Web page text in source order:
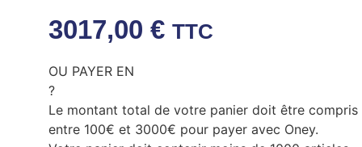
3017,00 € TTC
OU PAYER EN
?
Le montant total de votre panier doit être compris
entre 100€ et 3000€ pour payer avec Oney.